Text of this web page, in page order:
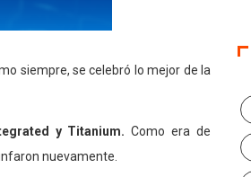
siempre, se celebró lo mejor de la
y Titanium. Como era de
nuevamente.